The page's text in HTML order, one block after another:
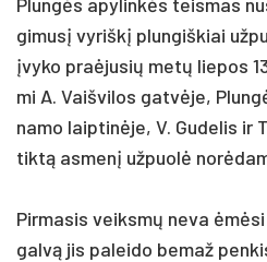
gi­musį vy­riškį plun­giš­kiai
įvy­ko pra­ėju­sių metų lie­pos
mi A. Vaiš­vi­los gatvė­je,
na­mo laip­tinė­je, V. Gu­de­lis
tiktą as­menį už­puolė
Pir­ma­sis veiksmų ne­va
galvą jis pa­lei­do be­maž